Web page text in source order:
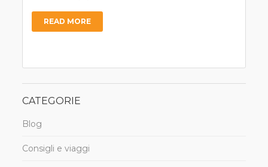
READ MORE
CATEGORIE
Blog
Consigli e viaggi